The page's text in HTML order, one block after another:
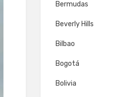
Bermudas
Beverly Hills
Bilbao
Bogotá
Bolivia